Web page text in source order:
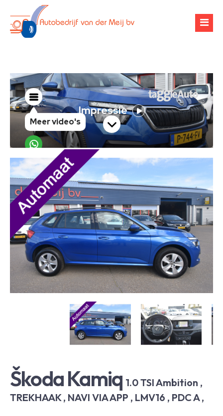
Over ons
Occasions
Werkplaats
Banden & velgen
Airco-onderhoud
Chiptuning
Financiering
Verhuur
Zoekopdracht
Contact
Škoda Kamiq 1.0 TSI Ambition ,
TREKHAAK , NAVI VIA APP , LMV16 , PDC A ,